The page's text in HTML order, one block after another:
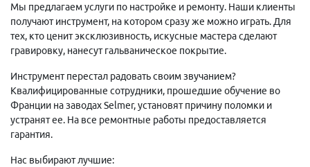
Мы предлагаем услуги по настройке и ремонту. Наши клиенты
получают инструмент, на котором сразу же можно играть. Для
тех, кто ценит эксклюзивность, искусные мастера сделают
гравировку, нанесут гальваническое покрытие.
Инструмент перестал радовать своим звучанием?
Квалифицированные сотрудники, прошедшие обучение во
Франции на заводах Selmer, установят причину поломки и
устранят ее. На все ремонтные работы предоставляется
гарантия.
Нас выбирают лучшие: